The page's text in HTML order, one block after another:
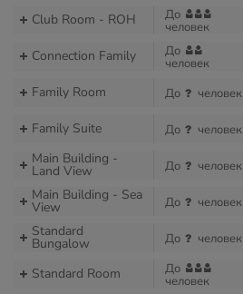
Club Room - ROH До
человек
Connection Family До
человек
Family Room До человек
Family Suite До человек
Main Building -
Land View До человек
Main Building - Sea
View До человек
Standard
Bungalow До человек
Standard Room До
человек